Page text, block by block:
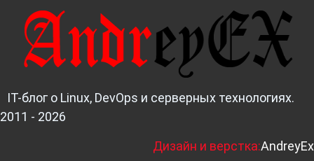
IT-блог о Linux, DevOps и серверных технологиях.
2011 - 2026
Дизайн и верстка:AndreyEx